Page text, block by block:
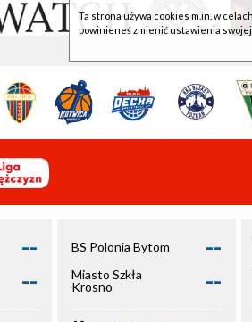
--
--
BS Polonia Bytom --
Miasto Szkła
Krosno
--
Ta strona używa cookies m.in. w
powinieneś zmienić ustawienia